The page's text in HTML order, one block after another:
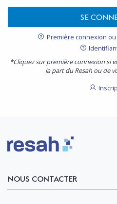
SE
Première connexion
*Cliquez sur première connexion si
la part du Resah ou de
Logo Resah
NOUS CONTACTER